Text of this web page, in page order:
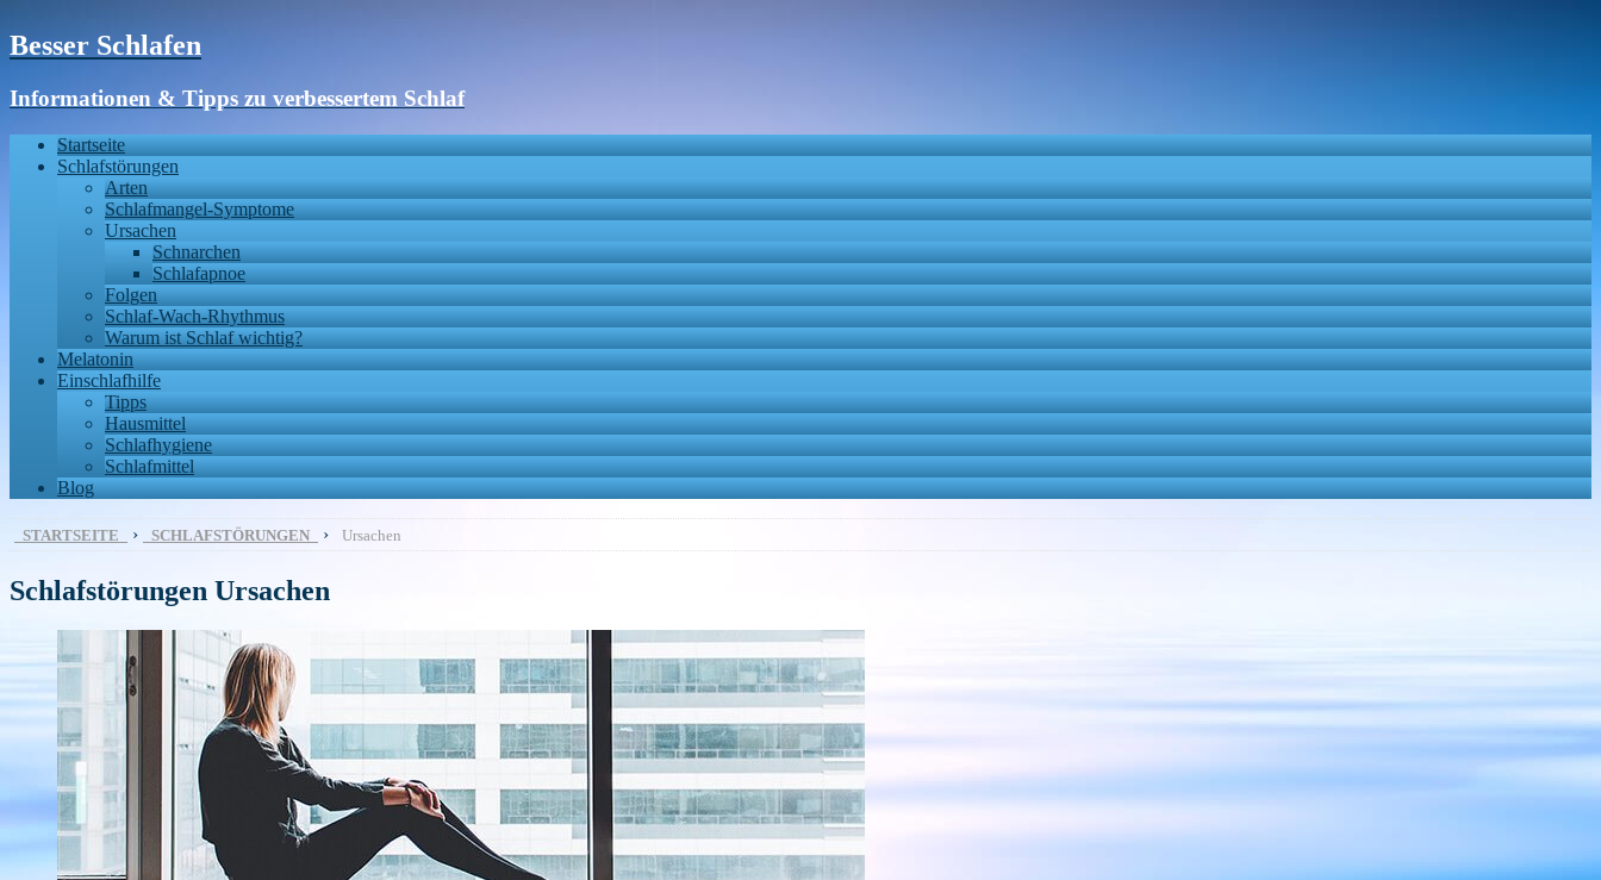
Besser Schlafen
Informationen & Tipps zu verbessertem Schlaf
Startseite
Schlafstörungen
Arten
Schlafmangel-Symptome
Ursachen
Schnarchen
Schlafapnoe
Folgen
Schlaf-Wach-Rhythmus
Warum ist Schlaf wichtig?
Melatonin
Einschlafhilfe
Tipps
Hausmittel
Schlafhygiene
Schlafmittel
Blog
STARTSEITE › SCHLAFSTÖRUNGEN › Ursachen
Schlafstörungen Ursachen